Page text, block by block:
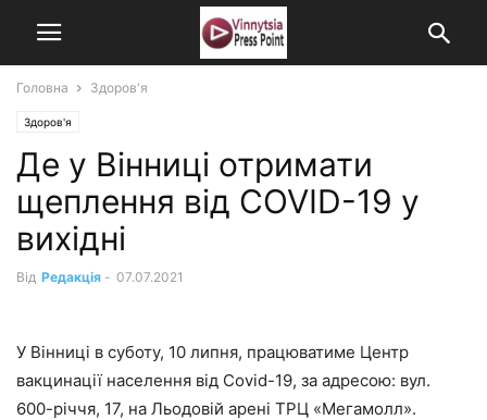
Головна Здоров'я
Здоров'я
Де у Вінниці отримати
щеплення від COVID-19 у
вихідні
Від Редакція - 07.07.2021
У Вінниці в суботу, 10 липня, працюватиме Центр
вакцинації населення від Covid-19, за адресою: вул.
600-річчя, 17, на Льодовій арені ТРЦ «Мегамолл».